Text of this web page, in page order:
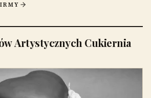
Artystycznych Cukiernia